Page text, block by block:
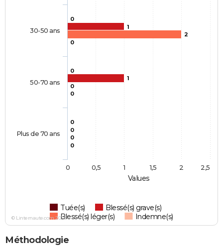
Values
0
0
0
1
1
0
2
0
0
0
0
0
Tuée(s)
Blessé(s) grave(s)
Blessé(s) léger(s)
Indemne(s)
30-50 ans
50-70 ans
Plus de 70 ans
0 0,5 1 1,5 2 2,5
© Linternaute.com 2026
Méthodologie